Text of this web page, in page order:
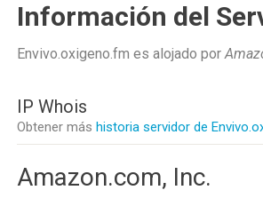
Información del
Envivo.oxigeno.fm es alojado por
IP Whois
Obtener más historia servidor de
Amazon.com, Inc.